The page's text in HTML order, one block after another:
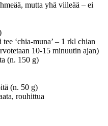
mutta yhä viileää – ei
‘chia-muna’ – 1 rkl chian
10-15 minuutin ajan)
(n. 150 g)
(n. 50 g)
rouhittua